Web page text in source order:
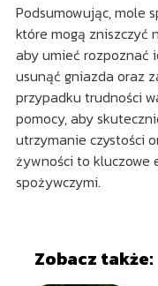
Podsumowując, mole
które mogą zniszczyć
aby umieć rozpoznać
usunąć gniazda oraz
przypadku trudności
pomocy, aby
utrzymanie czystości
żywności to kluczowe
spożywczymi.
Zobacz także: